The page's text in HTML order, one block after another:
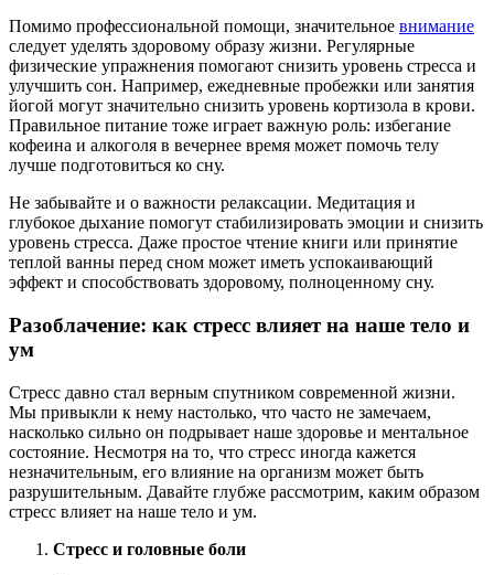
Помимо профессиональной помощи, значительное внимание
следует уделять здоровому образу жизни. Регулярные
физические упражнения помогают снизить уровень стресса и
улучшить сон. Например, ежедневные пробежки или занятия
йогой могут значительно снизить уровень кортизола в крови.
Правильное питание тоже играет важную роль: избегание
кофеина и алкоголя в вечернее время может помочь телу
лучше подготовиться ко сну.
Не забывайте и о важности релаксации. Медитация и
глубокое дыхание помогут стабилизировать эмоции и снизить
уровень стресса. Даже простое чтение книги или принятие
теплой ванны перед сном может иметь успокаивающий
эффект и способствовать здоровому, полноценному сну.
Разоблачение: как стресс влияет на наше тело и
ум
Стресс давно стал верным спутником современной жизни.
Мы привыкли к нему настолько, что часто не замечаем,
насколько сильно он подрывает наше здоровье и ментальное
состояние. Несмотря на то, что стресс иногда кажется
незначительным, его влияние на организм может быть
разрушительным. Давайте глубже рассмотрим, каким образом
стресс влияет на наше тело и ум.
Стресс и головные боли